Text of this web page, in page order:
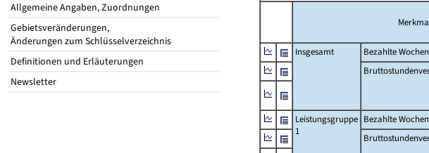
Allgemeine Angaben, Zuordnungen
Gebietsveränderungen,
Änderungen zum Schlüsselverzeichnis
Definitionen und Erläuterungen
Newsletter
Insgesamt
Bezahlte
Leistungsgruppe
1
Bezahlte